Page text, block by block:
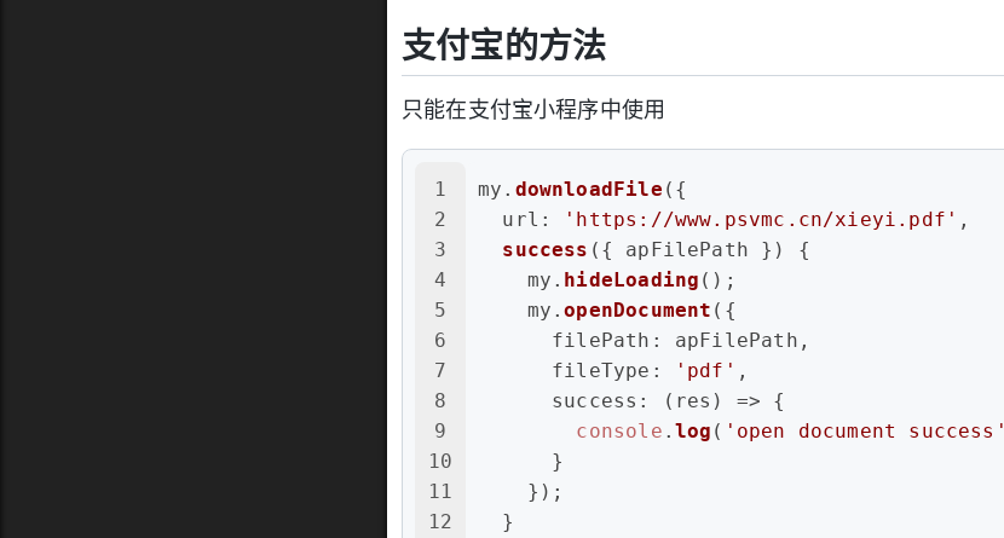
支付宝的方法
只能在支付宝小程序中使用
1
2
3
4
5
6
7
8
9
10
11
12
my. downloadFile ({
url : 'https://www.psvmc.cn/xieyi.pdf' ,
success ( { apFilePath } ) {
    my.
hideLoading ();
    my.
openDocument ({
filePath : apFilePath,
fileType : 'pdf' ,
success : ( res ) => {
console . log ( 'open document success'
      }
    });
  }